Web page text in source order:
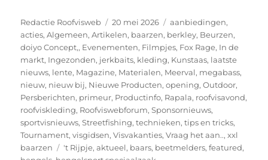
Auteur
Redactie Roofvisweb
Geplaatst
op
20 mei 2026 Categorieën
aanbiedingen,
acties,Algemeen,Artikelen, baarzen, berkley, Beurzen,
doiyo Concept,, Evenementen, Filmpjes, Fox Rage, In de
markt, Ingezonden, jerkbaits, kleding, Kunstaas, laatste
nieuws, lente, Magazine, Materialen, Meerval, megabass,
nieuw, nieuw bij, Nieuwe Producten,opening,Outdoor,
Persberichten, primeur, Productinfo, Rapala, roofvisavond,
roofviskleding, Roofviswebforum,Sponsornieuws,
sportvisnieuws,Streetfishing,technieken,tips en tricks,
Tournament,visgidsen,Visvakanties,Vraag het aan..,xxl
baarzen
Tags
't Rijpje,aktueel, baars, beetmelders,featured,